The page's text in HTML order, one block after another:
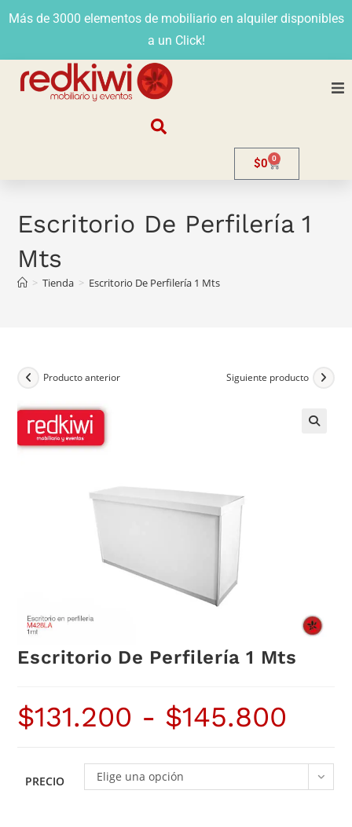
Más de 3000 elementos de mobiliario en alquiler disponibles
a un Click!
$0 0
Escritorio De Perfilería 1
Mts
> Tienda > Escritorio De Perfilería 1 Mts
Producto anterior Siguiente producto
Escritorio De Perfilería 1 Mts
$131.200 - $145.800
PRECIO Elige una opción